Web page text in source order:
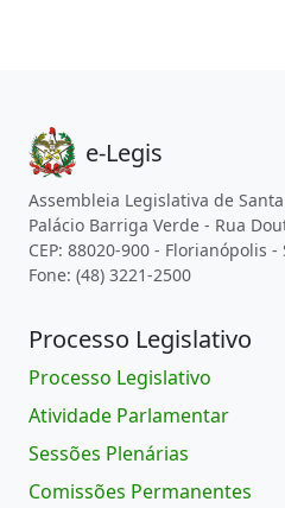
e-Legis
Assembleia Legislativa de
Palácio Barriga Verde - Rua
CEP: 88020-900 - Florianópolis
Fone: (48) 3221-2500
Processo Legislativo
Processo Legislativo
Atividade Parlamentar
Sessões Plenárias
Comissões Permanentes